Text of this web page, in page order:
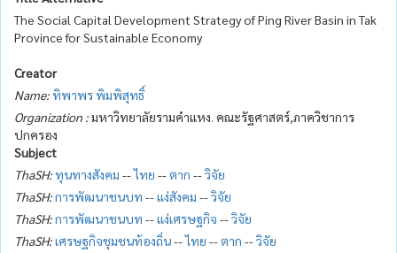
The Social Capital Development Strategy of Ping River Basin in Tak
Province for Sustainable Economy
Creator
Name:ทิพาพร พิมพิสุทธิ์
Organization :มหาวิทยาลัยรามคำแหง. คณะรัฐศาสตร์,ภาควิชาการ
ปกครอง
Subject
ThaSH:ทุนทางสังคม --ไทย --ตาก --วิจัย
ThaSH:การพัฒนาชนบท --แง่สังคม --วิจัย
ThaSH:การพัฒนาชนบท --แง่เศรษฐกิจ --วิจัย
ThaSH:เศรษฐกิจชุมชนท้องถิ่น--ไทย --ตาก --วิจัย